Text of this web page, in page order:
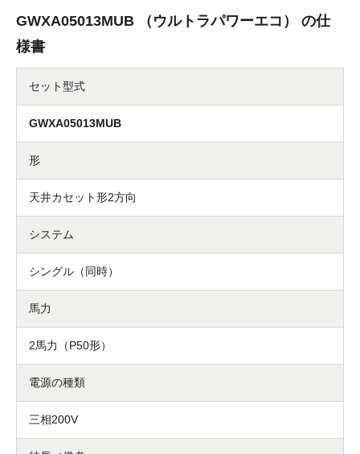
GWXA05013MUB （ウルトラパワーエコ） の仕
様書
セット型式
GWXA05013MUB
形
天井カセット形2方向
システム
シングル（同時）
馬力
2馬力（P50形）
電源の種類
三相200V